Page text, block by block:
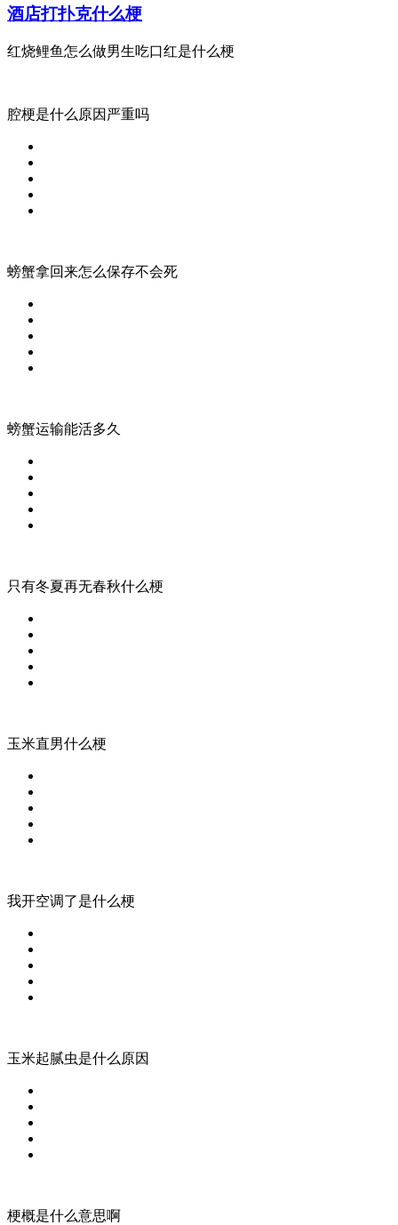
酒店打扑克什么梗
红烧鲤鱼怎么做男生吃口红是什么梗
腔梗是什么原因严重吗
螃蟹拿回来怎么保存不会死
螃蟹运输能活多久
只有冬夏再无春秋什么梗
玉米直男什么梗
我开空调了是什么梗
玉米起腻虫是什么原因
梗概是什么意思啊